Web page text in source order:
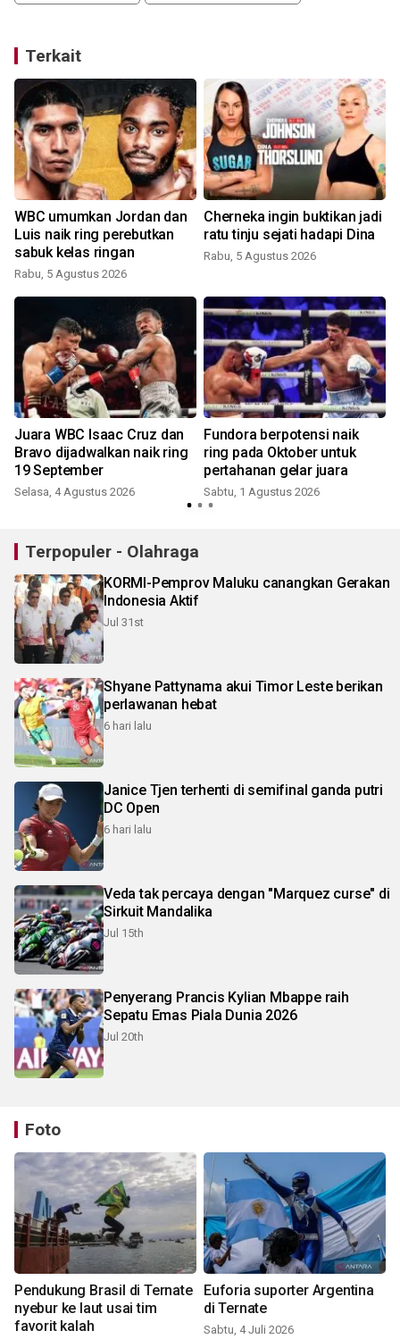
Terkait
WBC umumkan Jordan dan
Luis naik ring perebutkan
sabuk kelas ringan
Rabu, 5 Agustus 2026
Cherneka ingin buktikan jadi
ratu tinju sejati hadapi Dina
Rabu, 5 Agustus 2026
Juara WBC Isaac Cruz dan
Bravo dijadwalkan naik ring
19 September
Selasa, 4 Agustus 2026
Fundora berpotensi naik
ring pada Oktober untuk
pertahanan gelar juara
Sabtu, 1 Agustus 2026
Terpopuler - Olahraga
KORMI-Pemprov Maluku canangkan Gerakan
Indonesia Aktif
Jul 31st
Shyane Pattynama akui Timor Leste berikan
perlawanan hebat
6 hari lalu
Janice Tjen terhenti di semifinal ganda putri
DC Open
6 hari lalu
Veda tak percaya dengan "Marquez curse" di
Sirkuit Mandalika
Jul 15th
Penyerang Prancis Kylian Mbappe raih
Sepatu Emas Piala Dunia 2026
Jul 20th
Foto
Pendukung Brasil di Ternate
nyebur ke laut usai tim
favorit kalah
Euforia suporter Argentina
di Ternate
Sabtu, 4 Juli 2026